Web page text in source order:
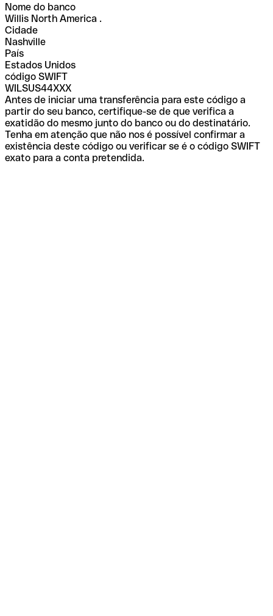
Nome do banco
Willis North America .
Cidade
Nashville
País
Estados Unidos
código SWIFT
WILSUS44XXX
Antes de iniciar uma transferência para este código a
partir do seu banco, certifique-se de que verifica a
exatidão do mesmo junto do banco ou do destinatário.
Tenha em atenção que não nos é possível confirmar a
existência deste código ou verificar se é o código SWIFT
exato para a conta pretendida.